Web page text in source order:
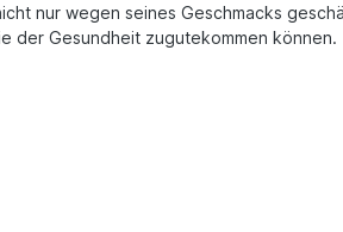
nur wegen seines Geschmacks
der Gesundheit zugutekommen können.